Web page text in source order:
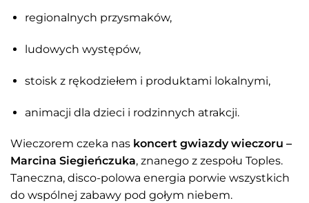
regionalnych przysmaków,
ludowych występów,
stoisk z rękodziełem i produktami lokalnymi,
animacji dla dzieci i rodzinnych atrakcji.
Wieczorem czeka nas koncert gwiazdy wieczoru –
Marcina Siegieńczuka, znanego z zespołu Toples.
Taneczna, disco-polowa energia porwie wszystkich
do wspólnej zabawy pod gołym niebem.